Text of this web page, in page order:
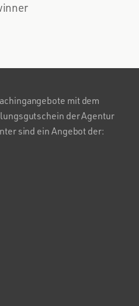
mit dem
der Agentur
sind ein Angebot der: